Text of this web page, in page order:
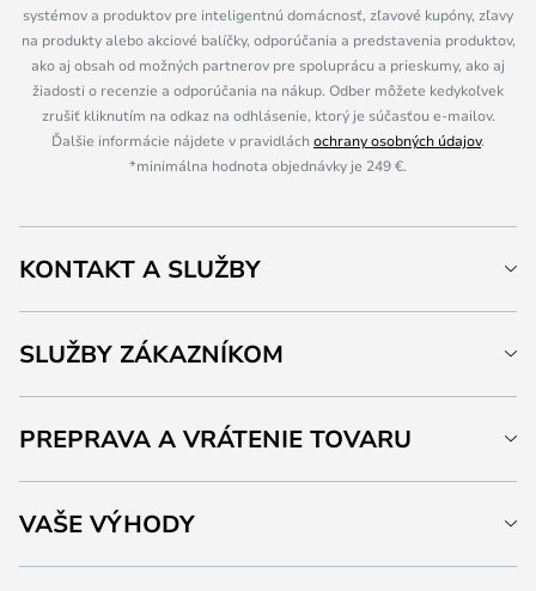
systémov a produktov pre inteligentnú domácnosť, zľavové kupóny, zľavy
na produkty alebo akciové balíčky, odporúčania a predstavenia produktov,
ako aj obsah od možných partnerov pre spoluprácu a prieskumy, ako aj
žiadosti o recenzie a odporúčania na nákup. Odber môžete kedykoľvek
zrušiť kliknutím na odkaz na odhlásenie, ktorý je súčasťou e-mailov.
Ďalšie informácie nájdete v pravidláchochrany osobných údajov.
*minimálna hodnota objednávky je 249 €.
KONTAKT A SLUŽBY
SLUŽBY ZÁKAZNÍKOM
PREPRAVA A VRÁTENIE TOVARU
VAŠE VÝHODY